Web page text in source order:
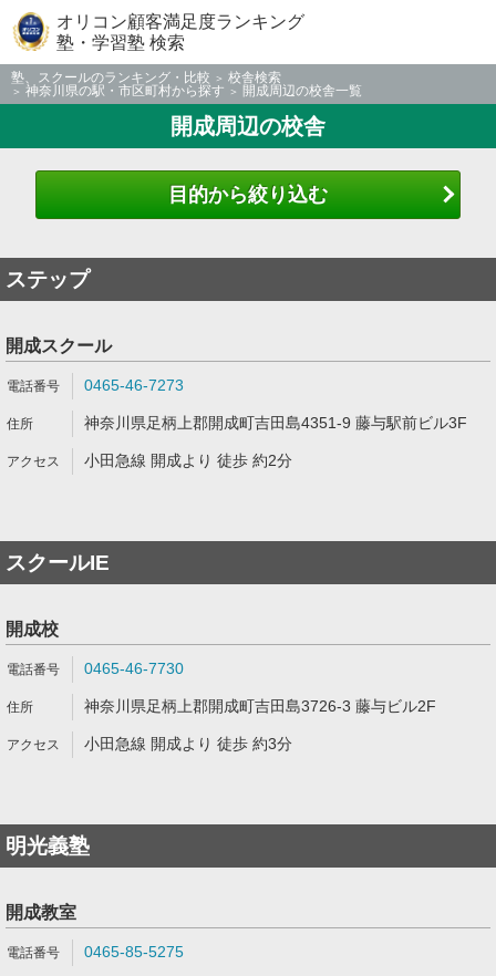
オリコン顧客満足度ランキング
塾・学習塾 検索
塾、スクールのランキング・比較
校舎検索
神奈川県の駅・市区町村から探す
開成周辺の校舎一覧
開成周辺の校舎
目的から絞り込む
ステップ
開成スクール
0465-46-7273
神奈川県足柄上郡開成町吉田島4351-9 藤与駅前ビル3F
小田急線 開成より 徒歩 約2分
スクールIE
開成校
0465-46-7730
神奈川県足柄上郡開成町吉田島3726-3 藤与ビル2F
小田急線 開成より 徒歩 約3分
明光義塾
開成教室
0465-85-5275